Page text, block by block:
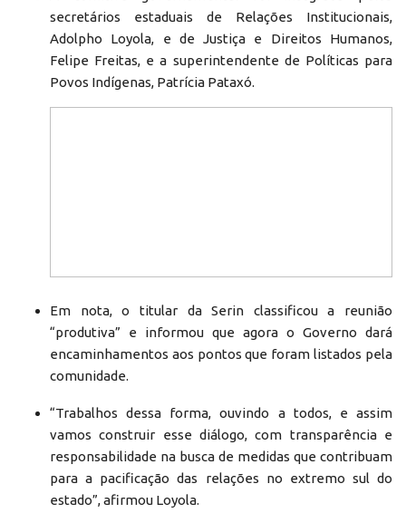
secretários estaduais de Relações Institucionais,
Adolpho Loyola, e de Justiça e Direitos Humanos,
Felipe Freitas, e a superintendente de Políticas para
Povos Indígenas, Patrícia Pataxó.
Em nota, o titular da Serin classificou a reunião
“produtiva” e informou que agora o Governo dará
encaminhamentos aos pontos que foram listados pela
comunidade.
“Trabalhos dessa forma, ouvindo a todos, e assim
vamos construir esse diálogo, com transparência e
responsabilidade na busca de medidas que contribuam
para a pacificação das relações no extremo sul do
estado”, afirmou Loyola.